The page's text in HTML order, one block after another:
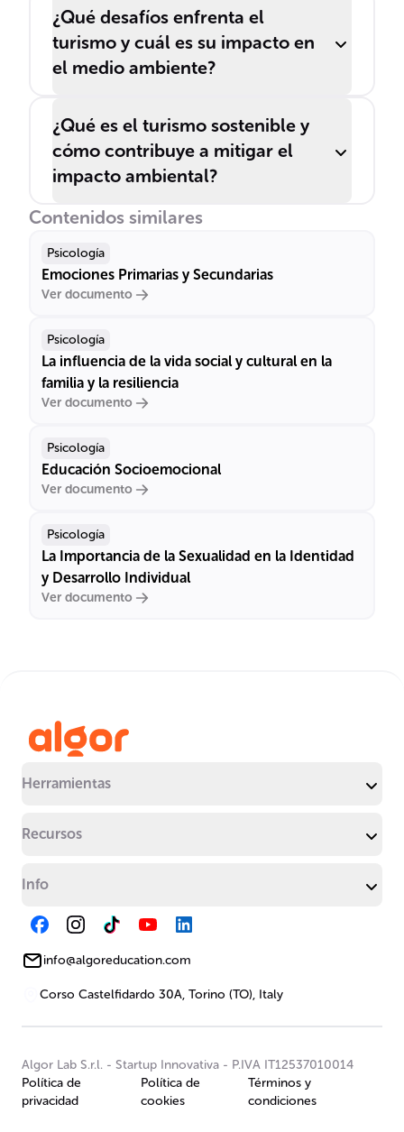
¿Qué desafíos enfrenta el
turismo y cuál es su impacto en
el medio ambiente?
¿Qué es el turismo sostenible y
cómo contribuye a mitigar el
impacto ambiental?
Contenidos similares
Psicología
Emociones Primarias y Secundarias
Ver documento
Psicología
La influencia de la vida social y cultural en la
familia y la resiliencia
Ver documento
Psicología
Educación Socioemocional
Ver documento
Psicología
La Importancia de la Sexualidad en la Identidad
y Desarrollo Individual
Ver documento
Herramientas
Recursos
Info
info@algoreducation.com
Corso Castelfidardo 30A, Torino (TO), Italy
Algor Lab S.r.l. - Startup Innovativa - P.IVA IT12537010014
Política de
privacidad
Política de
cookies
Términos y
condiciones